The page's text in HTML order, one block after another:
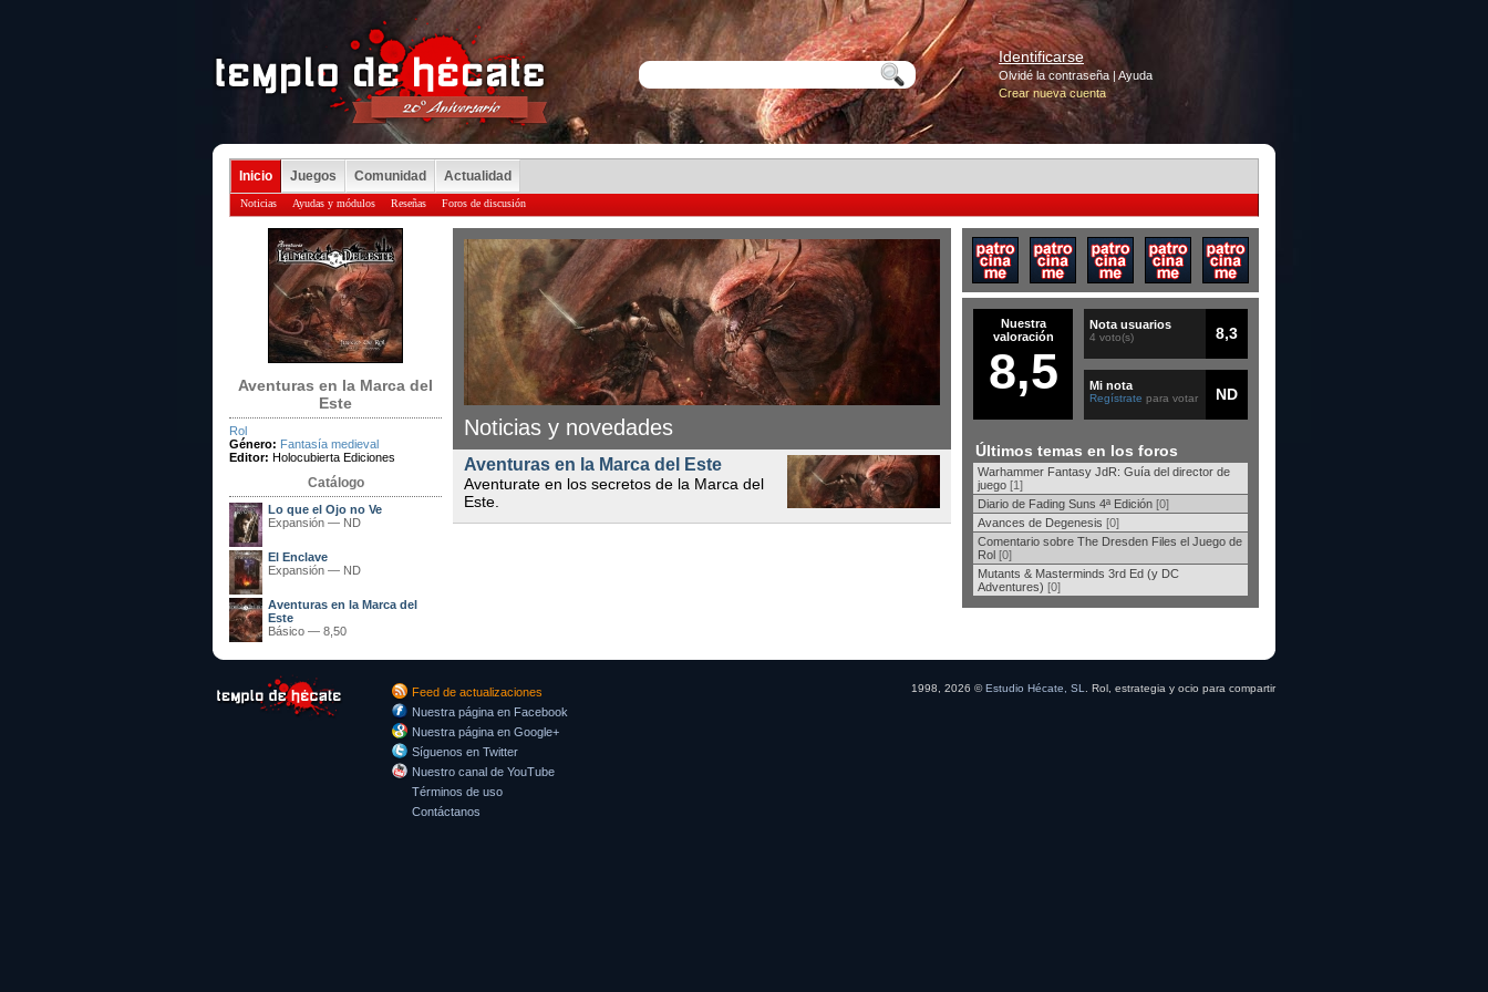
Identificarse
Olvidé la contraseña | Ayuda
Crear nueva cuenta
Inicio Juegos Comunidad Actualidad
Noticias Ayudas y módulos Reseñas Foros de discusión
Noticias y novedades
Aventuras en la Marca del Este
Aventurate en los secretos de la Marca del
Este.
Nuestra
valoración
8,5
Nota usuarios
4 voto(s) 8,3
Mi nota
Regístrate para votar ND
Últimos temas en los foros
Warhammer Fantasy JdR: Guía del director de
juego [1]
Diario de Fading Suns 4ª Edición [0]
Avances de Degenesis [0]
Comentario sobre The Dresden Files el Juego de
Rol [0]
Mutants & Masterminds 3rd Ed (y DC
Adventures) [0]
Aventuras en la Marca del
Este
Rol
Género: Fantasía medieval
Editor: Holocubierta Ediciones
Catálogo
Lo que el Ojo no Ve
Expansión — ND
El Enclave
Expansión — ND
Aventuras en la Marca del
Este
Básico — 8,50
Feed de actualizaciones
Nuestra página en Facebook
Nuestra página en Google+
Síguenos en Twitter
Nuestro canal de YouTube
Términos de uso
Contáctanos
1998, 2026 ©Estudio Hécate, SL . Rol, estrategia y ocio para compartir